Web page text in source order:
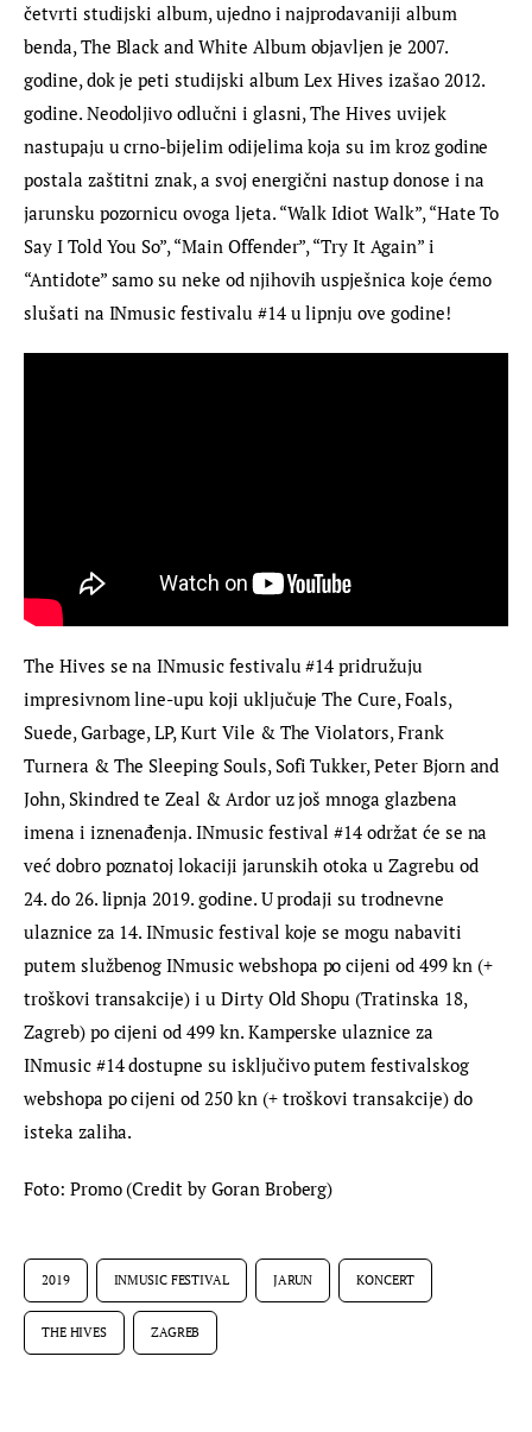
četvrti studijski album, ujedno i najprodavaniji album
benda, The Black and White Album objavljen je 2007.
godine, dok je peti studijski album Lex Hives izašao 2012.
godine. Neodoljivo odlučni i glasni, The Hives uvijek
nastupaju u crno-bijelim odijelima koja su im kroz godine
postala zaštitni znak, a svoj energični nastup donose i na
jarunsku pozornicu ovoga ljeta. “Walk Idiot Walk”, “Hate To
Say I Told You So”, “Main Offender”, “Try It Again” i
“Antidote” samo su neke od njihovih uspješnica koje ćemo
slušati na INmusic festivalu #14 u lipnju ove godine!
The Hives se na INmusic festivalu #14 pridružuju
impresivnom line-upu koji uključuje The Cure, Foals,
Suede, Garbage, LP, Kurt Vile & The Violators, Frank
Turnera & The Sleeping Souls, Sofi Tukker, Peter Bjorn and
John, Skindred te Zeal & Ardor uz još mnoga glazbena
imena i iznenađenja. INmusic festival #14 održat će se na
već dobro poznatoj lokaciji jarunskih otoka u Zagrebu od
24. do 26. lipnja 2019. godine. U prodaji su trodnevne
ulaznice za 14. INmusic festival koje se mogu nabaviti
putem službenog INmusic webshopa po cijeni od 499 kn (+
troškovi transakcije) i u Dirty Old Shopu (Tratinska 18,
Zagreb) po cijeni od 499 kn. Kamperske ulaznice za
INmusic #14 dostupne su isključivo putem festivalskog
webshopa po cijeni od 250 kn (+ troškovi transakcije) do
isteka zaliha.
Foto: Promo (Credit by Goran Broberg)
2019 INMUSIC FESTIVAL JARUN KONCERT
THE HIVES ZAGREB